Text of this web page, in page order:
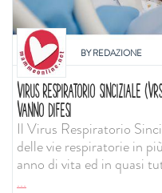
BYREDAZIONE
VIRUS RESPIRATORIO SINCIZIALE
VANNO DIFESI
Il Virus Respiratorio
delle vie respiratorie in
anno di vita ed in quasi
...